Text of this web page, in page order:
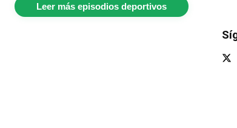
Leer más episodios deportivos